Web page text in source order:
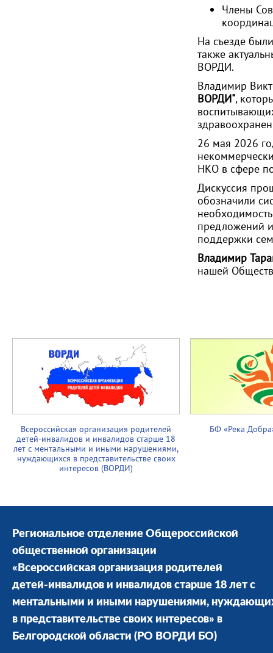
Члены
На съезде
также
ВОРДИ.
Владимир
ВОРДИ",
26 мая 2026
НКО в сфере
Дискуссия
обозначили
предложений
поддержки
Владимир
нашей
Всероссийская организация родителей
детей-инвалидов и инвалидов старше 18
лет с ментальными и иными нарушениями,
нуждающихся в представительстве своих
интересов (ВОРДИ)
БФ «Река
Региональное отделение Общероссийской
общественной организации
«Всероссийская организация родителей
детей-инвалидов и инвалидов старше 18 лет с
ментальными и иными нарушениями,
в представительстве своих интересов» в
Белгородской области (РО ВОРДИ БО)